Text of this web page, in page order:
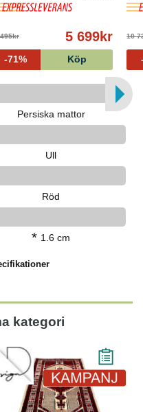
5 699kr
-71% Köp
10
Persiska mattor
Ull
Röd
* 1.6 cm
kategori